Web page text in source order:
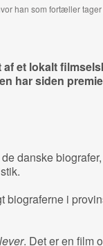
han som fortæller
et lokalt
har siden
danske
i
. Det er en film